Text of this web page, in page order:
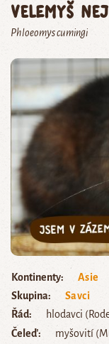
velemyš
Phloeomys cumingi
Kontinenty
Asie
Skupina
Savci
Řád
hlodavci
Čeleď
myšovití